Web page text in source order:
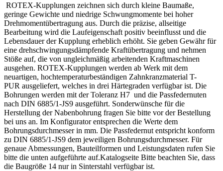
ROTEX-Kupplungen zeichnen sich durch kleine Baumaße,
geringe Gewichte und niedrige Schwungmomente bei hoher
Drehmomentübertragung aus. Durch die präzise, allseitige
Bearbeitung wird die Laufeigenschaft positiv beeinflusst und die
Lebensdauer der Kupplung erheblich erhöht. Sie geben Gewähr für
eine drehschwingungsdämpfende Kraftübertragung und nehmen
Stöße auf, die von ungleichmäßig arbeitenden Kraftmaschinen
ausgehen. ROTEX-Kupplungen werden ab Werk mit dem
neuartigen, hochtemperaturbeständigen Zahnkranzmaterial T-
PUR ausgeliefert, welches in drei Härtegraden verfügbar ist. Die
Bohrungen werden mit der Toleranz H7 und die Passfedernuten
nach DIN 6885/1-JS9 ausgeführt. Sonderwünsche für die
Herstellung der Nabenbohrung fragen Sie bitte vor der Bestellung
bei uns an. Im Konfigurator entsprechen die Werte dem
Bohrungsdurchmesser in mm. Die Passfedernut entspricht konform
zu DIN 6885/1-JS9 dem jeweiligen Bohrungsdurchmesser. Für
genaue Abmessungen, Bauteilformen und Leistungsdaten rufen Sie
bitte die unten aufgeführte auf.Katalogseite Bitte beachten Sie, dass
die Baugröße 14 nur in Sinterstahl verfügbar ist.